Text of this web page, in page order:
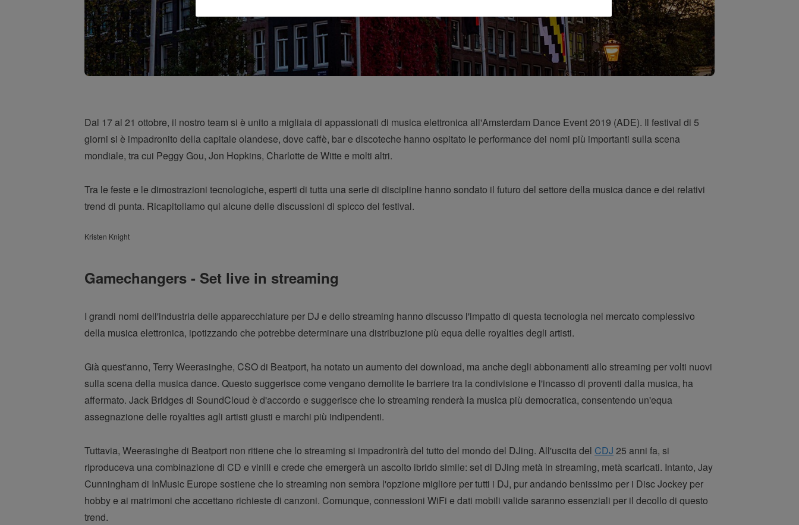
Dal 17 al 21 ottobre, il nostro team si è unito a migliaia di appassionati di musica elettronica all'Amsterdam Dance Event 2019 (ADE). Il festival di 5
giorni si è impadronito della capitale olandese, dove caffè, bar e discoteche hanno ospitato le performance dei nomi più importanti sulla scena
mondiale, tra cui Peggy Gou, Jon Hopkins, Charlotte de Witte e molti altri.
Tra le feste e le dimostrazioni tecnologiche, esperti di tutta una serie di discipline hanno sondato il futuro del settore della musica dance e dei relativi
trend di punta. Ricapitoliamo qui alcune delle discussioni di spicco del festival.
Kristen Knight
Gamechangers - Set live in streaming
I grandi nomi dell'industria delle apparecchiature per DJ e dello streaming hanno discusso l'impatto di questa tecnologia nel mercato complessivo
della musica elettronica, ipotizzando che potrebbe determinare una distribuzione più equa delle royalties degli artisti.
Già quest'anno, Terry Weerasinghe, CSO di Beatport, ha notato un aumento dei download, ma anche degli abbonamenti allo streaming per volti nuovi
sulla scena della musica dance. Questo suggerisce come vengano demolite le barriere tra la condivisione e l'incasso di proventi dalla musica, ha
affermato. Jack Bridges di SoundCloud è d'accordo e suggerisce che lo streaming renderà la musica più democratica, consentendo un'equa
assegnazione delle royalties agli artisti giusti e marchi più indipendenti.
Tuttavia, Weerasinghe di Beatport non ritiene che lo streaming si impadronirà del tutto del mondo del DJing. All'uscita del CDJ 25 anni fa, si
riproduceva una combinazione di CD e vinili e crede che emergerà un ascolto ibrido simile: set di DJing metà in streaming, metà scaricati. Intanto, Jay
Cunningham di InMusic Europe sostiene che lo streaming non sembra l'opzione migliore per tutti i DJ, pur andando benissimo per i Disc Jockey per
hobby e ai matrimoni che accettano richieste di canzoni. Comunque, connessioni WiFi e dati mobili valide saranno essenziali per il decollo di questo
trend.